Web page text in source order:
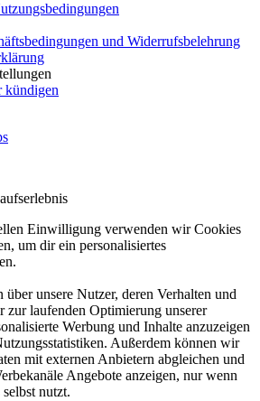
und Widerrufsbelehrung
kündigen
Einwilligung verwenden wir Cookies
um dir ein personalisiertes
unsere Nutzer, deren Verhalten und
zur laufenden Optimierung unserer
Werbung und Inhalte anzuzeigen
Außerdem können wir
mit externen Anbietern abgleichen und
Angebote anzeigen, nur wenn
nutzt.